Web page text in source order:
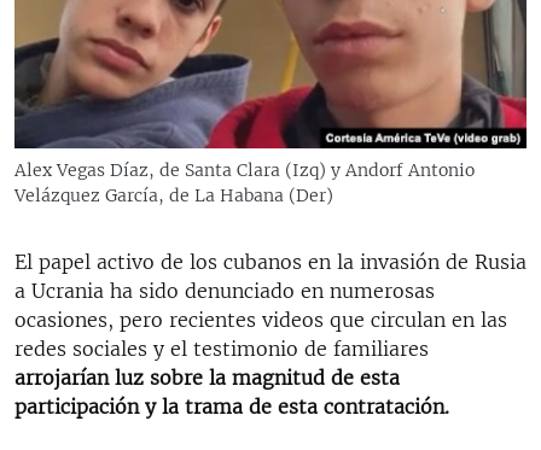
RADIO MARTÍ
ESPECIALES
ESPECIALES
LA REALIDAD DE LA VIVIENDA EN CUBA
SER VIEJO EN CUBA
LOS SANTOS DE HIALEAH
DESINFORMACIÓN RUSA EN AMÉRICA LATINA
LA INVASIÓN DE RUSIA A UCRANIA
MULTIMEDIA
EDITORIALES
Alex Vegas Díaz, de Santa Clara (Izq) y Andorf Antonio
Velázquez García, de La Habana (Der)
El papel activo de los cubanos en la invasión de Rusia
a Ucrania ha sido denunciado en numerosas
ocasiones, pero recientes videos que circulan en las
redes sociales y el testimonio de familiares
arrojarían luz sobre la magnitud de esta
participación y la trama de esta contratación.